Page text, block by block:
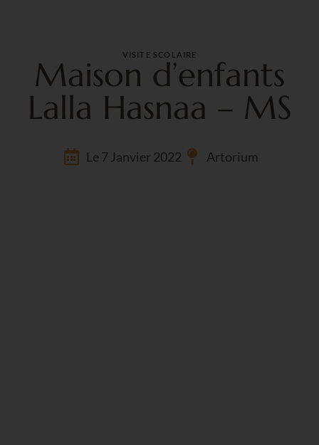
VISITE SCOLAIRE
Maison d’enfants
Lalla Hasnaa – MS
Le 7 Janvier 2022 Artorium